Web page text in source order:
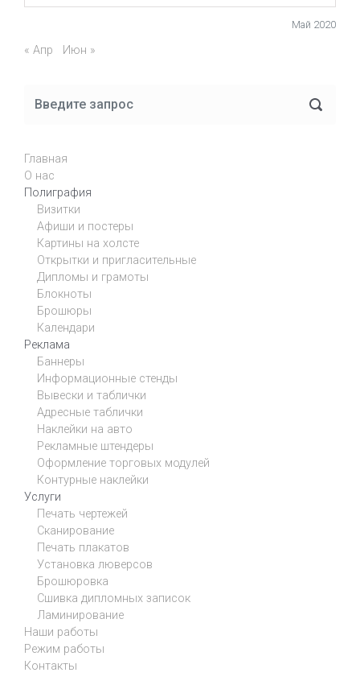
Май 2020
« Апр Июн »
Главная
О нас
Полиграфия
Визитки
Афиши и постеры
Картины на холсте
Открытки и пригласительные
Дипломы и грамоты
Блокноты
Брошюры
Календари
Реклама
Баннеры
Информационные стенды
Вывески и таблички
Адресные таблички
Наклейки на авто
Рекламные штендеры
Оформление торговых модулей
Контурные наклейки
Услуги
Печать чертежей
Сканирование
Печать плакатов
Установка люверсов
Брошюровка
Сшивка дипломных записок
Ламинирование
Наши работы
Режим работы
Контакты